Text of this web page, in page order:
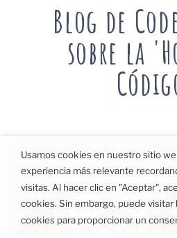
Blog de
sobre la
Usamos cookies en nuestro sitio
experiencia más relevante
visitas. Al hacer clic en "Aceptar",
cookies. Sin embargo, puede visitar
cookies para proporcionar un